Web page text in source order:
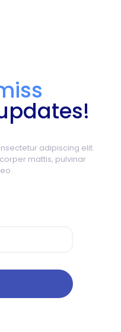
adipiscing elit.
mattis, pulvinar